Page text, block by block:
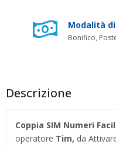
Modalità
Bonifico,
Descrizione
Coppia SIM Numeri
operatore Tim, da